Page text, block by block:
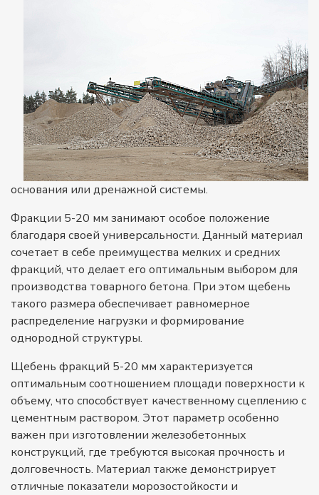
основания или дренажной системы.
Фракции 5-20 мм занимают особое положение
благодаря своей универсальности. Данный материал
сочетает в себе преимущества мелких и средних
фракций, что делает его оптимальным выбором для
производства товарного бетона. При этом щебень
такого размера обеспечивает равномерное
распределение нагрузки и формирование
однородной структуры.
Щебень фракций 5-20 мм характеризуется
оптимальным соотношением площади поверхности к
объему, что способствует качественному сцеплению с
цементным раствором. Этот параметр особенно
важен при изготовлении железобетонных
конструкций, где требуются высокая прочность и
долговечность. Материал также демонстрирует
отличные показатели морозостойкости и